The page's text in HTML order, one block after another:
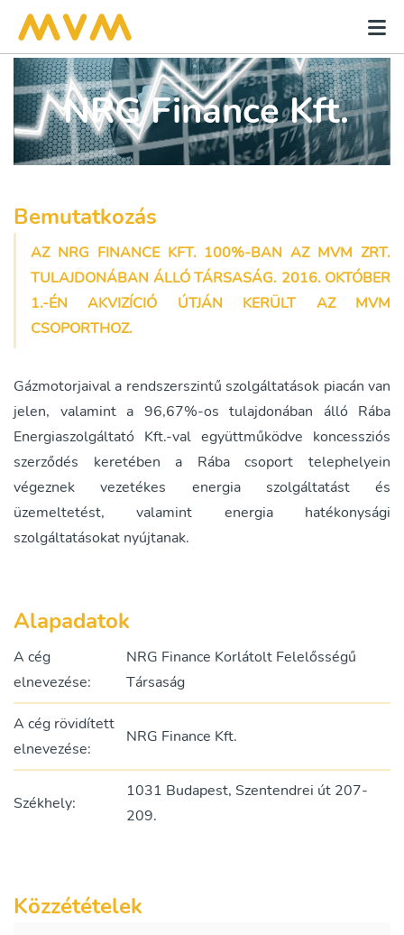
NRG Finance Kft.
Bemutatkozás
AZ NRG FINANCE KFT. 100%-BAN AZ MVM ZRT.
TULAJDONÁBAN ÁLLÓ TÁRSASÁG. 2016. OKTÓBER
1.-ÉN AKVIZÍCIÓ ÚTJÁN KERÜLT AZ MVM
CSOPORTHOZ.
Gázmotorjaival a rendszerszintű szolgáltatások piacán van
jelen, valamint a 96,67%-os tulajdonában álló Rába
Energiaszolgáltató Kft.-val együttműködve koncessziós
szerződés keretében a Rába csoport telephelyein
végeznek vezetékes energia szolgáltatást és
üzemeltetést, valamint energia hatékonysági
szolgáltatásokat nyújtanak.
Alapadatok
A cég
elnevezése:
NRG Finance Korlátolt Felelősségű
Társaság
A cég rövidített
elnevezése:
NRG Finance Kft.
Székhely:
1031 Budapest, Szentendrei út 207-
209.
Közzétételek